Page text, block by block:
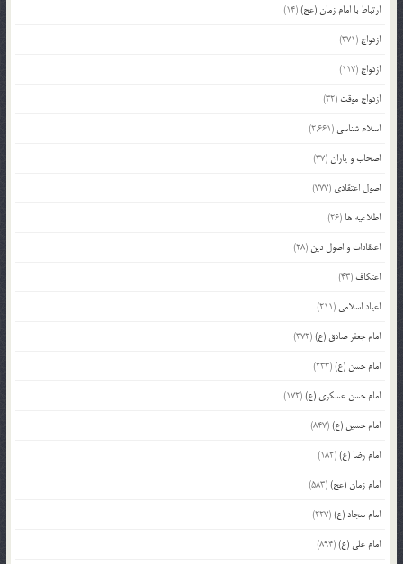
ارتباط با امام زمان (عج)(14)
ازدواج (371)
ازدواج (117)
ازدواج موقت (32)
اسلام شناسی (2,661)
اصحاب و یاران(37)
اصول اعتقادی (777)
اطلاعیه ها (26)
اعتقادات و اصول دین (28)
اعتکاف (43)
اعیاد اسلامی (211)
امام جعفر صادق (ع)(372)
امام حسن (ع)(233)
امام حسن عسکری (ع)(172)
امام حسین (ع)(847)
امام رضا (ع)(182)
امام زمان (عج)(583)
امام سجاد (ع)(227)
امام علی (ع)(894)